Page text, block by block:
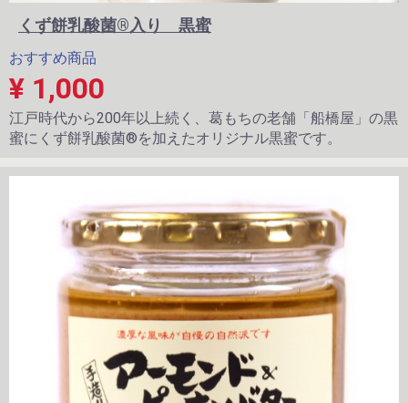
くず餅乳酸菌®入り 黒蜜
おすすめ商品
¥ 1,000
江戸時代から200年以上続く、葛もちの老舗「船橋屋」の黒
蜜にくず餅乳酸菌®を加えたオリジナル黒蜜です。